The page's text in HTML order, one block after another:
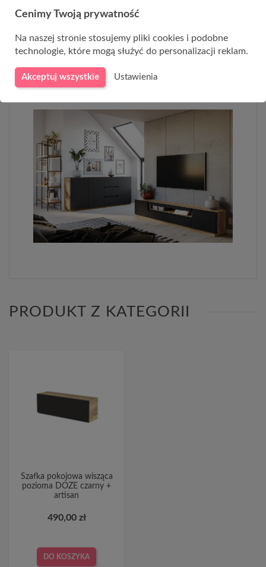
dąb artisan + czarny mat
Zobacz pozostałe meble z kolekcji
DOZE
PRODUKT Z KATEGORII
Szafka pokojowa wisząca
pozioma DOZE czarny +
artisan
490,00 zł
DO KOSZYKA
Cenimy Twoją prywatność
Na naszej stronie stosujemy pliki cookies i podobne
technologie, które mogą służyć do personalizacji reklam.
Akceptuj wszystkie Ustawienia